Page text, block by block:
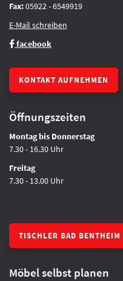
Fax:05922 - 6549919
E-Mail schreiben
facebook
KONTAKT AUFNEHMEN
Öffnungszeiten
Montag bis Donnerstag
7.30 - 16.30 Uhr
Freitag
7.30 - 13.00 Uhr
TISCHLER BAD BENTHEIM
Möbel selbst planen